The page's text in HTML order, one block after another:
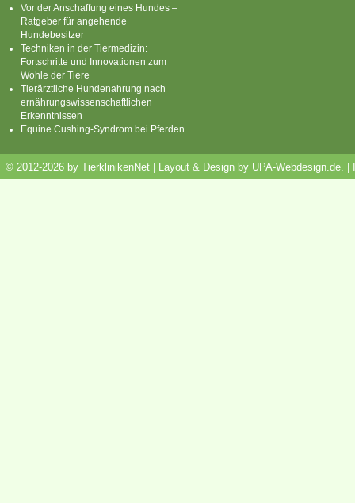
Vor der Anschaffung eines Hundes –
Ratgeber für angehende
Hundebesitzer
Techniken in der Tiermedizin:
Fortschritte und Innovationen zum
Wohle der Tiere
Tierärztliche Hundenahrung nach
ernährungswissenschaftlichen
Erkenntnissen
Equine Cushing-Syndrom bei Pferden
© 2012-2026 by TierklinikenNet | Layout & Design by UPA-Webdesign.de.